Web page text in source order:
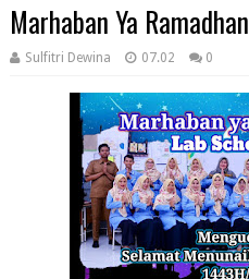
Marhaban Ya Ramadhan
Sulfitri Dewina 07.02 0